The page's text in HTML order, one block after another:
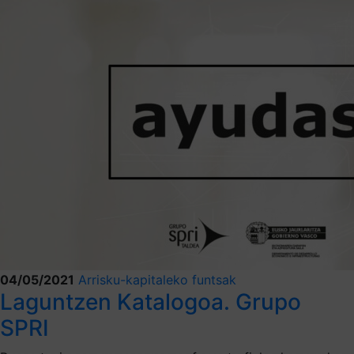
04/05/2021 Arrisku-kapitaleko funtsak
Laguntzen Katalogoa. Grupo
SPRI